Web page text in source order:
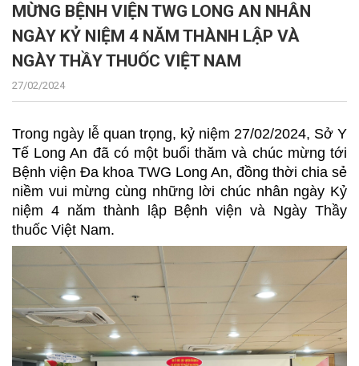
MỪNG BỆNH VIỆN TWG LONG AN NHÂN
NGÀY KỶ NIỆM 4 NĂM THÀNH LẬP VÀ
NGÀY THẦY THUỐC VIỆT NAM
27/02/2024
Trong ngày lễ quan trọng, kỷ niệm 27/02/2024, Sở Y
Tế Long An đã có một buổi thăm và chúc mừng tới
Bệnh viện Đa khoa TWG Long An, đồng thời chia sẻ
niềm vui mừng cùng những lời chúc nhân ngày Kỷ
niệm 4 năm thành lập Bệnh viện và Ngày Thầy
thuốc Việt Nam.